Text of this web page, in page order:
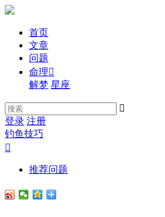
首页
文章
问题
命理
解梦 星座

登录 注册
钓鱼技巧

推荐问题